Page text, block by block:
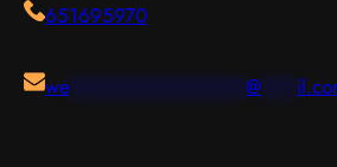
651695970
we*************** @